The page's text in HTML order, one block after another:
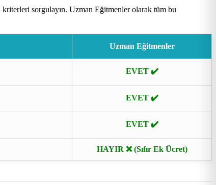
kriterleri sorgulayın. Uzman Eğitmenler olarak tüm bu
Uzman Eğitmenler
EVET ✔️
EVET ✔️
EVET ✔️
HAYIR ❌ (Sıfır Ek Ücret)